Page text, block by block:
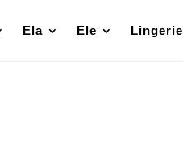
Ela Ele Lingerie